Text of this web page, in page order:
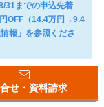
31までの申込先着
OFF（14.4万円→9.4
報」を参照くださ
せ・資料請求